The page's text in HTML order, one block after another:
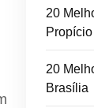
20
Propício
20
Brasília